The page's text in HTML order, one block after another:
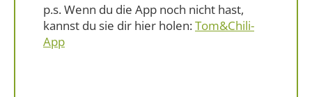
p.s. Wenn du die App noch nicht hast,
kannst du sie dir hier holen:Tom&Chili-
App